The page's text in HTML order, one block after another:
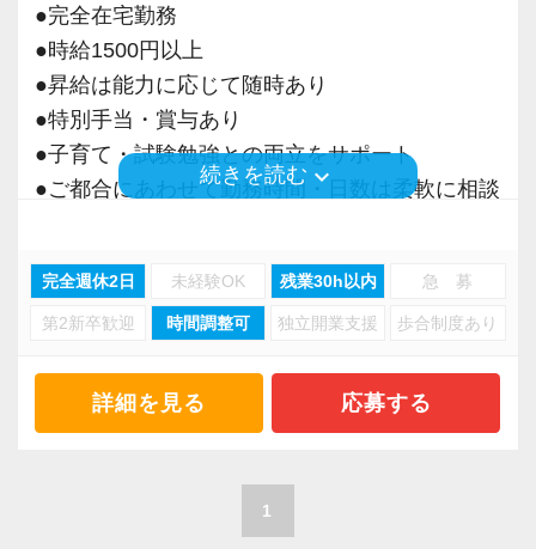
・将来の中核人材を募集
＜先輩スタッフの声＞
Q. 当事務所を選んだ理由は？
A. 幅広い業務を経験できる点に魅力を感じ、入
Q. 実際に働いてみてどうですか？
A. さまざまな業務を任せてもらえるので、以前
より成長スピードが上がったと感じています。
Q. 職場の雰囲気は？
場だと感じています。
●完全在宅勤務
●時給1500円以上
●昇給は能力に応じて随時あり
●特別手当・賞与あり
●子育て・試験勉強との両立をサポート
●ご都合にあわせて勤務時間・日数は柔軟に相談
当事務所は、創業期や成長期の企業を中心に支
現代では電子化が進んでいることから人も会社
も生産性が求められており、当事務所でもDXを
職員一人ひとりの力がそのまま事業運営に直結
するところで、個人事務所ならではの面白さと
続きを読む keyboard_arrow_down
完全週休2日 未経験OK 残業30h以内 急 募
第2新卒歓迎 時間調整可 独立開業支援 歩合制度あり
詳細を見る 応募する
1